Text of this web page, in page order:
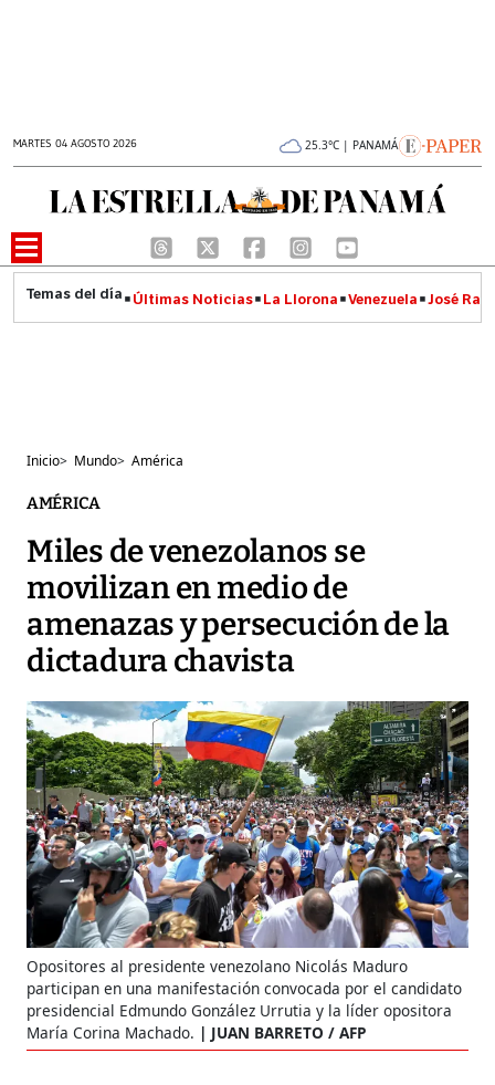
MARTES 04 AGOSTO 2026 25.3°C | PANAMÁ
Últimas Noticias La Llorona Venezuela José
Inicio> Mundo> América
AMÉRICA
Miles de venezolanos se
movilizan en medio de
amenazas y persecución de la
dictadura chavista
Opositores al presidente venezolano Nicolás Maduro
participan en una manifestación convocada por el candidato
presidencial Edmundo González Urrutia y la líder opositora
María Corina Machado.
JUAN BARRETO / AFP